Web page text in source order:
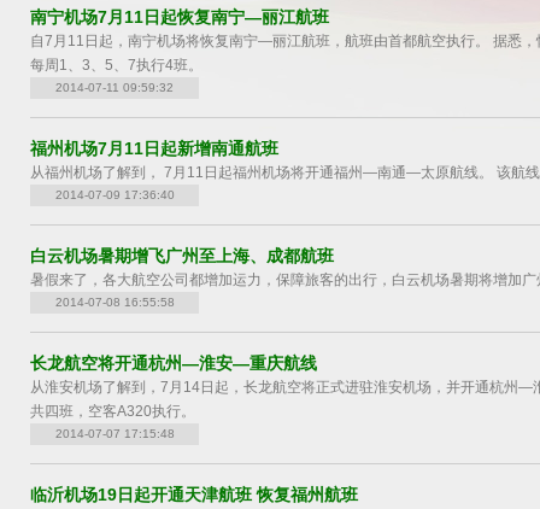
南宁机场7月11日起恢复南宁—丽江航班
自7月11日起，南宁机场将恢复南宁—丽江航班，航班由首都航空执行。 据悉
每周1、3、5、7执行4班。
2014-07-11 09:59:32
福州机场7月11日起新增南通航班
从福州机场了解到， 7月11日起福州机场将开通福州—南通—太原航线。 该航
2014-07-09 17:36:40
白云机场暑期增飞广州至上海、成都航班
暑假来了，各大航空公司都增加运力，保障旅客的出行，白云机场暑期将增加
2014-07-08 16:55:58
长龙航空将开通杭州—淮安—重庆航线
从淮安机场了解到，7月14日起，长龙航空将正式进驻淮安机场，并开通杭州
共四班，空客A320执行。
2014-07-07 17:15:48
临沂机场19日起开通天津航班 恢复福州航班